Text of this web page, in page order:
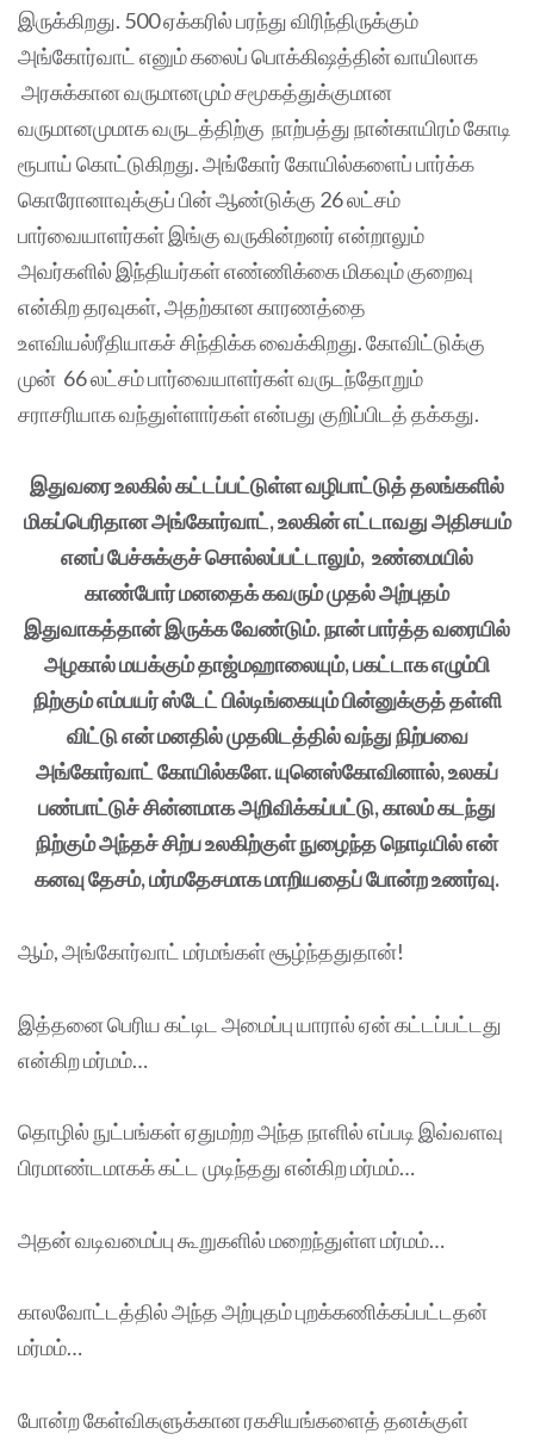
இருக்கிறது. 500 ஏக்கரில் பரந்து விரிந்திருக்கும்
அங்கோர்வாட் எனும் கலைப் பொக்கிஷத்தின் வாயிலாக
அரசுக்கான வருமானமும் சமூகத்துக்குமான
வருமானமுமாக வருடத்திற்கு நாற்பத்து நான்காயிரம் கோடி
ரூபாய் கொட்டுகிறது. அங்கோர் கோயில்களைப் பார்க்க
கொரோனாவுக்குப் பின் ஆண்டுக்கு 26 லட்சம்
பார்வையாளர்கள் இங்கு வருகின்றனர் என்றாலும்
அவர்களில் இந்தியர்கள் எண்ணிக்கை மிகவும் குறைவு
என்கிற தரவுகள், அதற்கான காரணத்தை
உளவியல்ரீதியாகச் சிந்திக்க வைக்கிறது. கோவிட்டுக்கு
முன் 66 லட்சம் பார்வையாளர்கள் வருடந்தோறும்
சராசரியாக வந்துள்ளார்கள் என்பது குறிப்பிடத் தக்கது.
இதுவரை உலகில் கட்டப்பட்டுள்ள வழிபாட்டுத் தலங்களில்
மிகப்பெரிதான அங்கோர்வாட், உலகின் எட்டாவது அதிசயம்
எனப் பேச்சுக்குச் சொல்லப்பட்டாலும், உண்மையில்
காண்போர் மனதைக் கவரும் முதல் அற்புதம்
இதுவாகத்தான் இருக்க வேண்டும். நான் பார்த்த வரையில்
அழகால் மயக்கும் தாஜ்மஹாலையும், பகட்டாக எழும்பி
நிற்கும் எம்பயர் ஸ்டேட் பில்டிங்கையும் பின்னுக்குத் தள்ளி
விட்டு என் மனதில் முதலிடத்தில் வந்து நிற்பவை
அங்கோர்வாட் கோயில்களே. யுனெஸ்கோவினால், உலகப்
பண்பாட்டுச் சின்னமாக அறிவிக்கப்பட்டு, காலம் கடந்து
நிற்கும் அந்தச் சிற்ப உலகிற்குள் நுழைந்த நொடியில் என்
கனவு தேசம், மர்மதேசமாக மாறியதைப் போன்ற உணர்வு.
ஆம், அங்கோர்வாட் மர்மங்கள் சூழ்ந்ததுதான்!
இத்தனை பெரிய கட்டிட அமைப்பு யாரால் ஏன் கட்டப்பட்டது
என்கிற மர்மம்…
தொழில் நுட்பங்கள் ஏதுமற்ற அந்த நாளில் எப்படி இவ்வளவு
பிரமாண்டமாகக் கட்ட முடிந்தது என்கிற மர்மம்…
அதன் வடிவமைப்பு கூறுகளில் மறைந்துள்ள மர்மம்…
காலவோட்டத்தில் அந்த அற்புதம் புறக்கணிக்கப்பட்டதன்
மர்மம்…
போன்ற கேள்விகளுக்கான ரகசியங்களைத் தனக்குள்